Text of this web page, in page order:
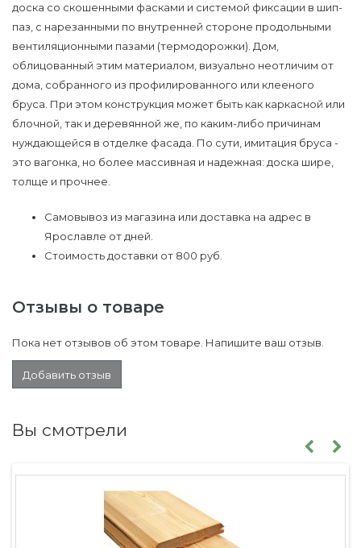
доска со скошенными фасками и системой фиксации в шип-
паз, с нарезанными по внутренней стороне продольными
вентиляционными пазами (термодорожки). Дом,
облицованный этим материалом, визуально неотличим от
дома, собранного из профилированного или клееного
бруса. При этом конструкция может быть как каркасной или
блочной, так и деревянной же, по каким-либо причинам
нуждающейся в отделке фасада. По сути, имитация бруса -
это вагонка, но более массивная и надежная: доска шире,
толще и прочнее.
Самовывоз из магазина или доставка на адрес в
Ярославле от дней.
Стоимость доставки от 800 руб.
Отзывы о товаре
Пока нет отзывов об этом товаре. Напишите ваш отзыв.
Добавить отзыв
Вы смотрели